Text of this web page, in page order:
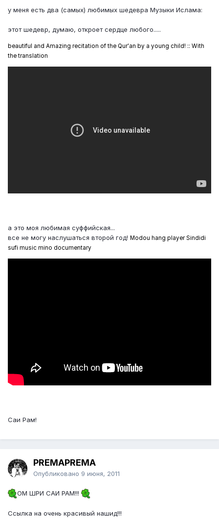
у меня есть два (самых) любимых шедевра Музыки Ислама:
этот шедевр, думаю, откроет сердце любого.....
beautiful and Amazing recitation of the Qur'an by a young child! :: With
the translation
а это моя любимая суффийская...
все не могу наслушаться второй год! Modou hang player Sindidi
sufi music mino documentary
Саи Рам!
PREMAPREMA
Опубликовано 9 июня, 2011
ОМ ШРИ САИ РАМ!!!
Ссылка на очень красивый нашид!!!